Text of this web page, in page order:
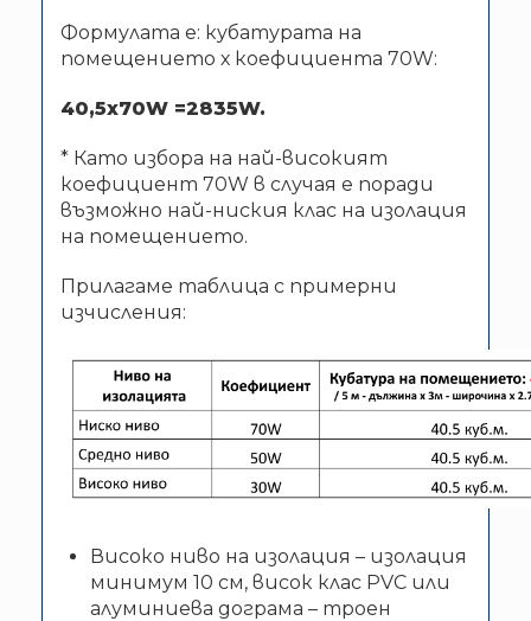
Формулата е: кубатурата на
помещението х коефициента 70W:
40,5х70W =2835W.
* Като избора на най-високият
коефициент 70W в случая е поради
възможно най-ниския клас на изолация
на помещението.
Прилагаме таблица с примерни
изчисления:
Високо ниво на изолация – изолация
минимум 10 см, висок клас PVC или
алуминиева дограма – троен